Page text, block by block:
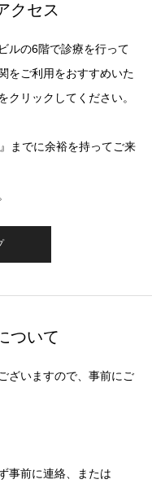
クセス
ルの6階で診療を行って
をご利用をおすすめいた
クリックしてください。
までに余裕を持ってご来
ついて
ざいますので、事前にご
事前に連絡、または